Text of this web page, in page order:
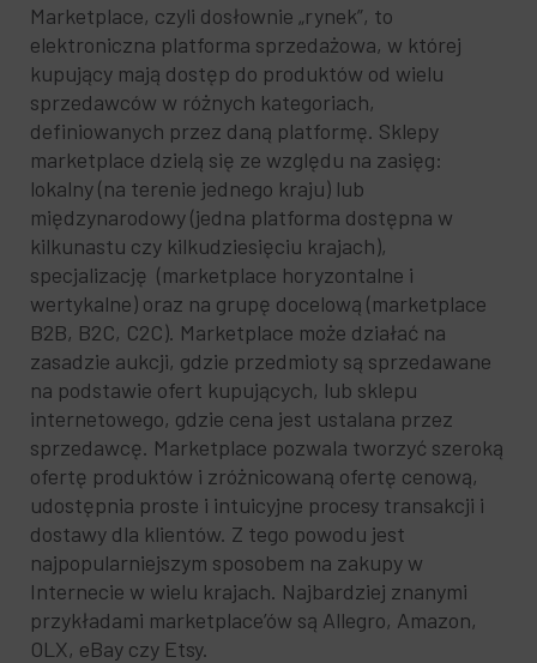
Marketplace, czyli dosłownie „rynek”, to
elektroniczna platforma sprzedażowa, w której
kupujący mają dostęp do produktów od wielu
sprzedawców w różnych kategoriach,
definiowanych przez daną platformę. Sklepy
marketplace dzielą się ze względu na zasięg:
lokalny (na terenie jednego kraju) lub
międzynarodowy (jedna platforma dostępna w
kilkunastu czy kilkudziesięciu krajach),
specjalizację (marketplace horyzontalne i
wertykalne) oraz na grupę docelową (marketplace
B2B, B2C, C2C). Marketplace może działać na
zasadzie aukcji, gdzie przedmioty są sprzedawane
na podstawie ofert kupujących, lub sklepu
internetowego, gdzie cena jest ustalana przez
sprzedawcę. Marketplace pozwala tworzyć szeroką
ofertę produktów i zróżnicowaną ofertę cenową,
udostępnia proste i intuicyjne procesy transakcji i
dostawy dla klientów. Z tego powodu jest
najpopularniejszym sposobem na zakupy w
Internecie w wielu krajach. Najbardziej znanymi
przykładami marketplace’ów są Allegro, Amazon,
OLX, eBay czy Etsy.